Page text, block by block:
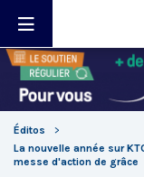
Éditos
La nouvelle année sur
messe d'action de grâce